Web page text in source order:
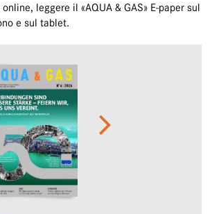
leggere il «AQUA & GAS» E-paper sul
e sul tablet.